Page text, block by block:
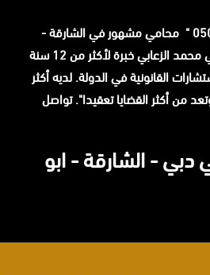
رقم تليفون "0505225262 " محامي مشهور في الشارقة -
المحامي محمد الزعابي خبرة لأكثر من 12 سنة
القانونية في الدولة. لديه أكثر
وتعد من أكثر القضايا تعقيدا". تواصل
- الشارقة - ابو